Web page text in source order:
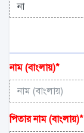
না
নাম (বাংলায়)*
পিতার নাম (বাংলায়)*